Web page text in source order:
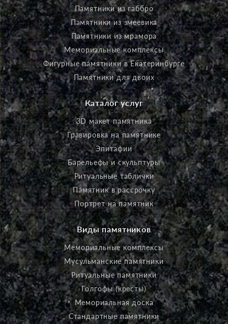
Памятники из габбро
Памятники из змеевика
Памятники из мрамора
Мемориальные комплексы
Фигурные памятники в Екатеринбурге
Памятники для двоих
Каталог услуг
3D макет памятника
Гравировка на памятнике
Эпитафии
Барельефы и скульптуры
Ритуальные таблички
Памятник в рассрочку
Портрет на памятник
Виды памятников
Мемориальные комплексы
Мусульманские памятники
Ритуальные памятники
Голгофы (кресты)
Мемориальная доска
Стандартные памятники